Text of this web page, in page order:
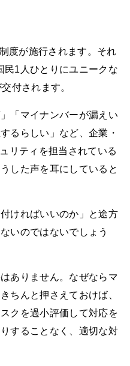
度が施行されます。それ
民1人ひとりにユニークな
付されます。
「マイナンバーが漏えい
るらしい」など、企業・
リティを担当されている
した声を耳にしていると
ければいいのか」と途方
いのではないでしょう
ありません。なぜならマ
ちんと押さえておけば、
クを過小評価して対応を
することなく、適切な対